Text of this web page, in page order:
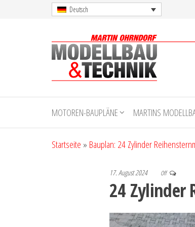
Deutsch
Ohrndorf
Modellbau
& Technik
MOTOREN-BAUPLÄNE MARTINS
Startseite » Bauplan: 24 Zylinder
17. August 2024 Off
24 Zylinder